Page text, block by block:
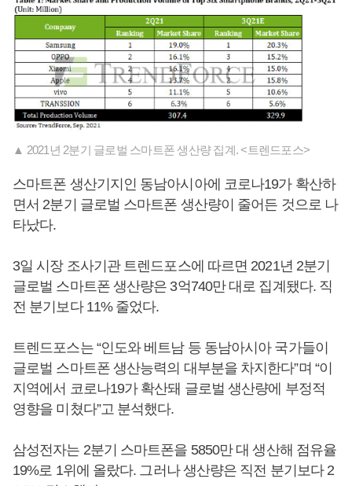
▲ 2021년 2분기 글로벌 스마트폰 생산량 집계. <트렌드포스>
스마트폰 생산기지인 동남아시아에 코로나19가 확산하
면서 2분기 글로벌 스마트폰 생산량이 줄어든 것으로 나
타났다.
3일 시장 조사기관 트렌드포스에 따르면 2021년 2분기
글로벌 스마트폰 생산량은 3억740만 대로 집계됐다. 직
전 분기보다 11% 줄었다.
트렌드포스는 “인도와 베트남 등 동남아시아 국가들이
글로벌 스마트폰 생산능력의 대부분을 차지한다”며 “이
지역에서 코로나19가 확산돼 글로벌 생산량에 부정적
영향을 미쳤다”고 분석했다.
삼성전자는 2분기 스마트폰을 5850만 대 생산해 점유율
19%로 1위에 올랐다. 그러나 생산량은 직전 분기보다 2